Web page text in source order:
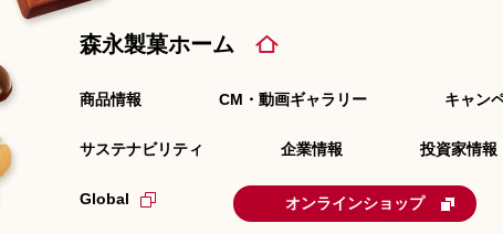
森永製菓ホーム
商品情報 CM・動画ギャラリー キャン
サステナビリティ 企業情報 投資家情報
Global オンラインショップ